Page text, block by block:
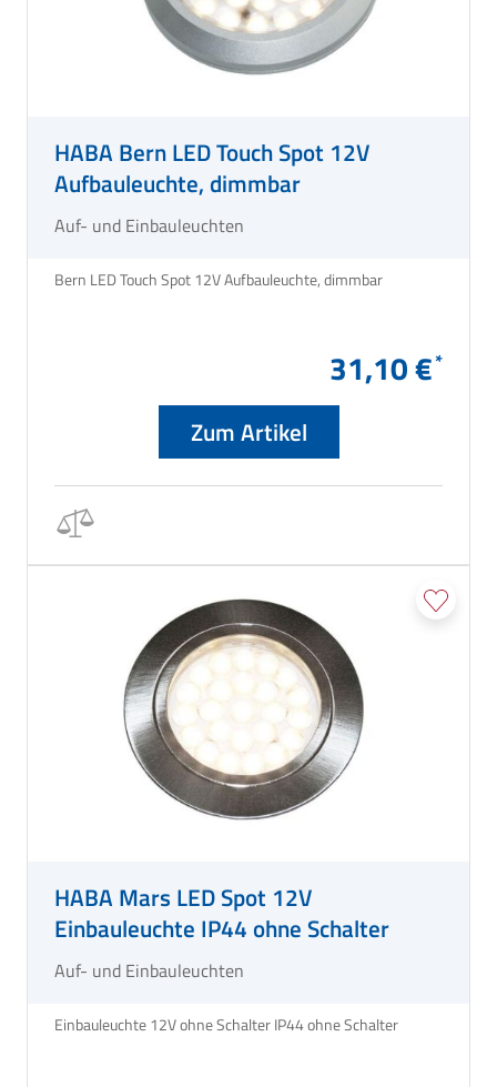
HABA Bern LED Touch Spot 12V
Aufbauleuchte, dimmbar
Auf- und Einbauleuchten
31,10 €
Zum Artikel
HABA Mars LED Spot 12V
Einbauleuchte IP44 ohne Schalter
Auf- und Einbauleuchten